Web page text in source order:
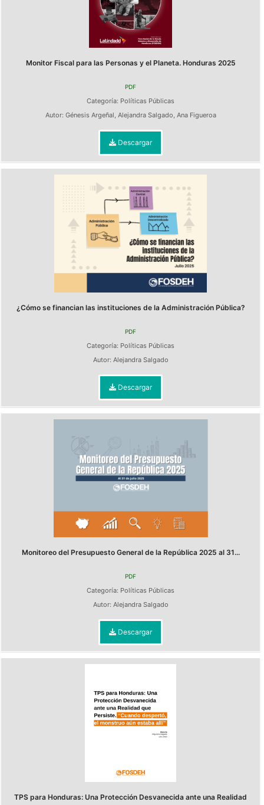
Monitor Fiscal para las Personas y el Planeta. Honduras 2025
PDF
Categoría: Políticas Públicas
Autor: Génesis Argeñal, Alejandra Salgado, Ana Figueroa
Descargar
¿Cómo se financian las instituciones de la Administración Pública?
PDF
Categoría: Políticas Públicas
Autor: Alejandra Salgado
Descargar
Monitoreo del Presupuesto General de la República 2025 al 31...
PDF
Categoría: Políticas Públicas
Autor: Alejandra Salgado
Descargar
TPS para Honduras: Una Protección Desvanecida ante una Realidad